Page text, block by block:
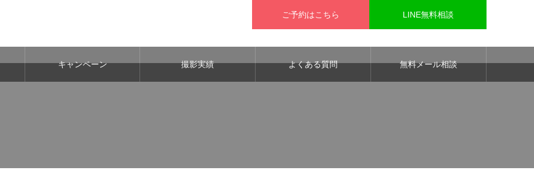
ご予約はこちら LINE無料相談
キャンペーン 撮影実績 よくある質問 無料メール相談